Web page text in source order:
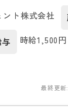
ト株式会社
時給1,500円
最終更新